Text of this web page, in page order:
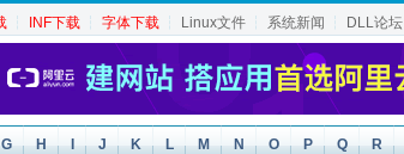
┆ INF下载┆ 字体下载┆ Linux文件┆ 系统新闻 ┆ DLL论坛
G H I J K L M N O P Q R